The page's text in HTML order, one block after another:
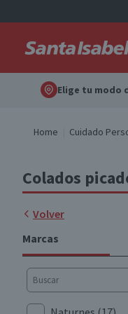
Elige tu modo
Home Cuidado
Colados
Volver
Marcas